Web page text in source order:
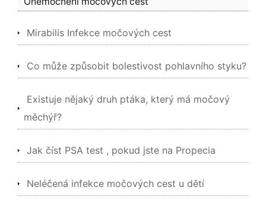
Mirabilis Infekce močových cest
Co může způsobit bolestivost pohlavního styku?
Existuje nějaký druh ptáka, který má močový
měchýř?
Jak číst PSA test , pokud jste na Propecia
Neléčená infekce močových cest u dětí